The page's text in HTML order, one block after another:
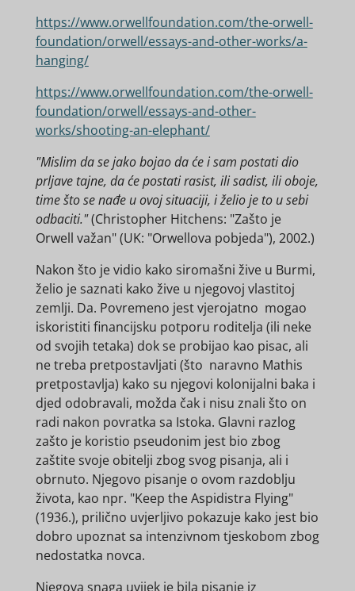
https://www.orwellfoundation.com/the-orwell-
foundation/orwell/essays-and-other-works/a-
hanging/
https://www.orwellfoundation.com/the-orwell-
foundation/orwell/essays-and-other-
works/shooting-an-elephant/
"Mislim da se jako bojao da će i sam postati dio
prljave tajne, da će postati rasist, ili sadist, ili oboje,
time što se nađe u ovoj situaciji, i želio je to u sebi
odbaciti."(Christopher Hitchens: "Zašto je
Orwell važan" (UK: "Orwellova pobjeda"), 2002.)
Nakon što je vidio kako siromašni žive u Burmi,
želio je saznati kako žive u njegovoj vlastitoj
zemlji. Da. Povremeno jest vjerojatno mogao
iskoristiti financijsku potporu roditelja (ili neke
od svojih tetaka) dok se probijao kao pisac, ali
ne treba pretpostavljati (što naravno Mathis
pretpostavlja) kako su njegovi kolonijalni baka i
djed odobravali, možda čak i nisu znali što on
radi nakon povratka sa Istoka. Glavni razlog
zašto je koristio pseudonim jest bio zbog
zaštite svoje obitelji zbog svog pisanja, ali i
obrnuto. Njegovo pisanje o ovom razdoblju
života, kao npr. "Keep the Aspidistra Flying"
(1936.), prilično uvjerljivo pokazuje kako jest bio
dobro upoznat sa intenzivnom tjeskobom zbog
nedostatka novca.
Njegova snaga uvijek je bila pisanje iz